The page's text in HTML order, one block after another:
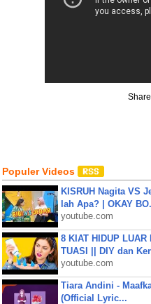
Populer Videos
KISRUH Nagita VS
lah Apa? | OKAY
youtube.com
8 KIAT HIDUP LUAR
TUASI || DIY dan
youtube.com
Tiara Andini -
(Official Lyric...